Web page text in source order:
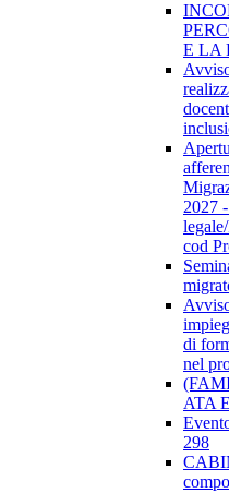
E LA
2027
cod
di
nel
ATA
298